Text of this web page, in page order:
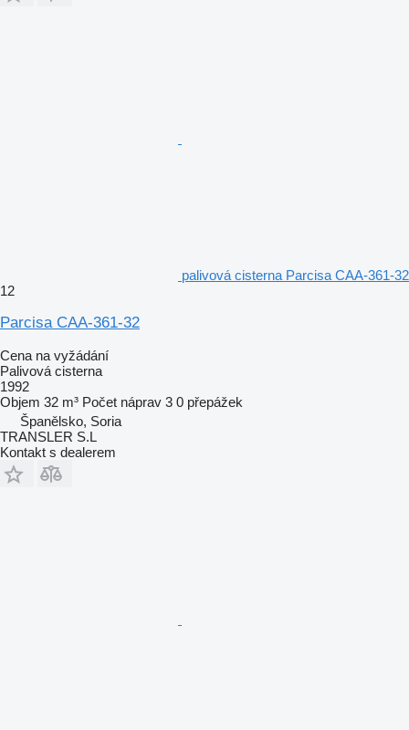
palivová cisterna Parcisa CAA-361-32
12
Parcisa CAA-361-32
Cena na vyžádání
Palivová cisterna
1992
Objem 32 m³ Počet náprav 3 0 přepážek
Španělsko, Soria
TRANSLER S.L
Kontakt s dealerem